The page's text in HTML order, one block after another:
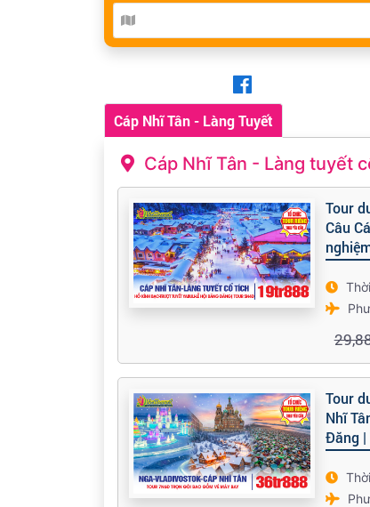
Cáp Nhĩ Tân - Làng Tuyết
Cáp Nhĩ Tân - Làng tuyết
Tour
Câu
Tour
Nhĩ
Đăng |